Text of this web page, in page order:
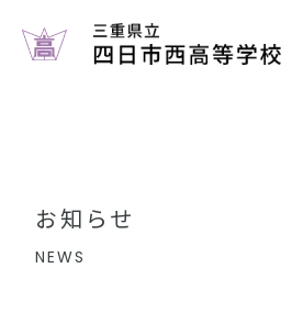
お知らせ
学校生活
お知らせ
NEWS